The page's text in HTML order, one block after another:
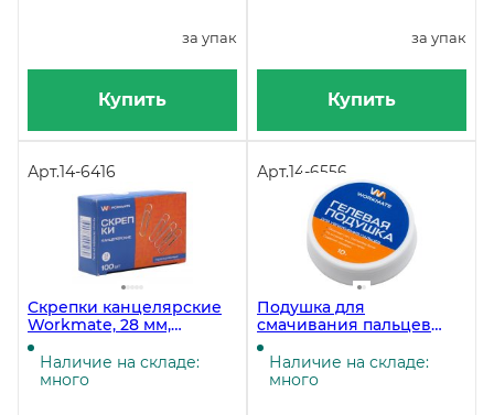
за упак
Купить
за упак
Купить
Арт.14-6416
Скрепки канцелярские
Workmate, 28 мм,
цинковое покрытие, 100
штук в упаковке
Наличие на складе:
много
Арт.14-6556
Подушка для
смачивания пальцев
гелевая 10 г цветная
коробочка
Наличие на складе:
много